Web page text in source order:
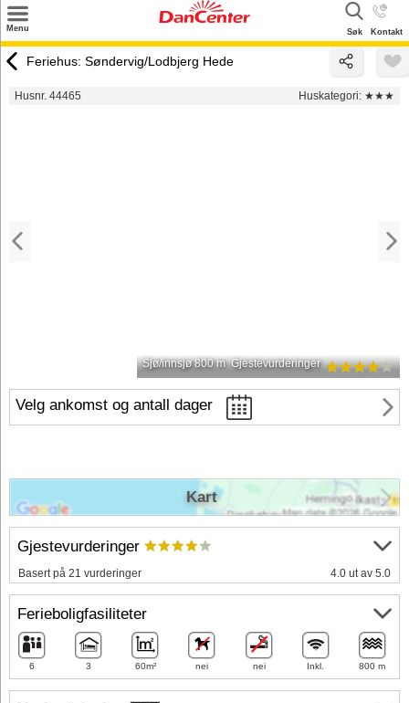
Menu Kontakt
Søk
Tilbud
Feriehus: Søndervig/Lodbjerg Hede
Husnr. 44465 Huskategori: ★★★
Sjø/innsjø 800 m Gjestevurderinger
Velg ankomst og antall dager
Gjestevurderinger
Basert på 21 vurderinger 4.0 ut av 5.0
Ferieboligfasiliteter
6 3 60m² nei nei Inkl. 800 m
Kart